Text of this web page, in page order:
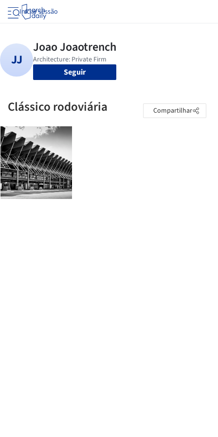
Iniciar sessão
Seguir
Clássico rodoviária Compartilhar